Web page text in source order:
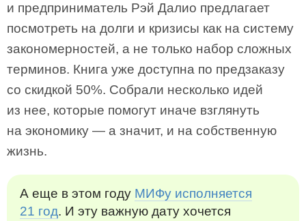
и предприниматель Рэй Далио предлагает
посмотреть на долги и кризисы как на систему
закономерностей, а не только набор сложных
терминов. Книга уже доступна по предзаказу
со скидкой 50%. Собрали несколько идей
из нее, которые помогут иначе взглянуть
на экономику — а значит, и на собственную
жизнь.
А еще в этом году МИФу исполняется
21 год. И эту важную дату хочется